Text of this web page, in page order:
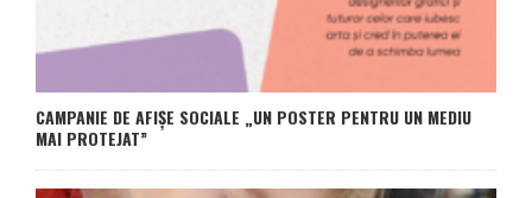
CAMPANIE DE AFIȘE SOCIALE „UN POSTER PENTRU UN MEDIU
MAI PROTEJAT”